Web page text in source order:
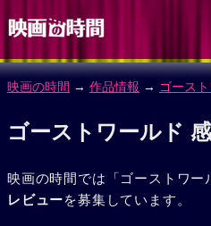
映画の時間 → 作品情報 → ゴース
ゴーストワールド
映画の時間では「ゴーストワ
レビューを募集しています。